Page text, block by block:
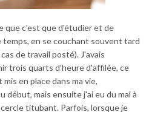
que c'est que d'étudier et de
temps, en se couchant souvent tard
de travail posté). J'avais
trois quarts d'heure d'affilée, ce
en place dans ma vie,
début, mais ensuite j'ai eu du mal à
titubant. Parfois, lorsque je